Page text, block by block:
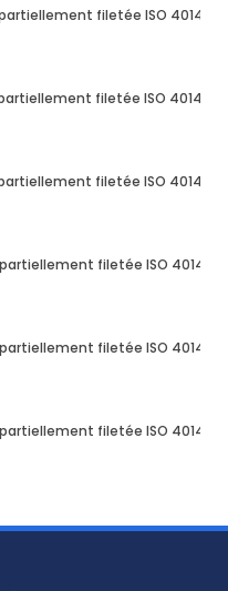
filetée ISO 4014 M10
filetée ISO 4014 M12
filetée ISO 4014 M12
filetée ISO 4014 M12
filetée ISO 4014 M12
filetée ISO 4014 M12